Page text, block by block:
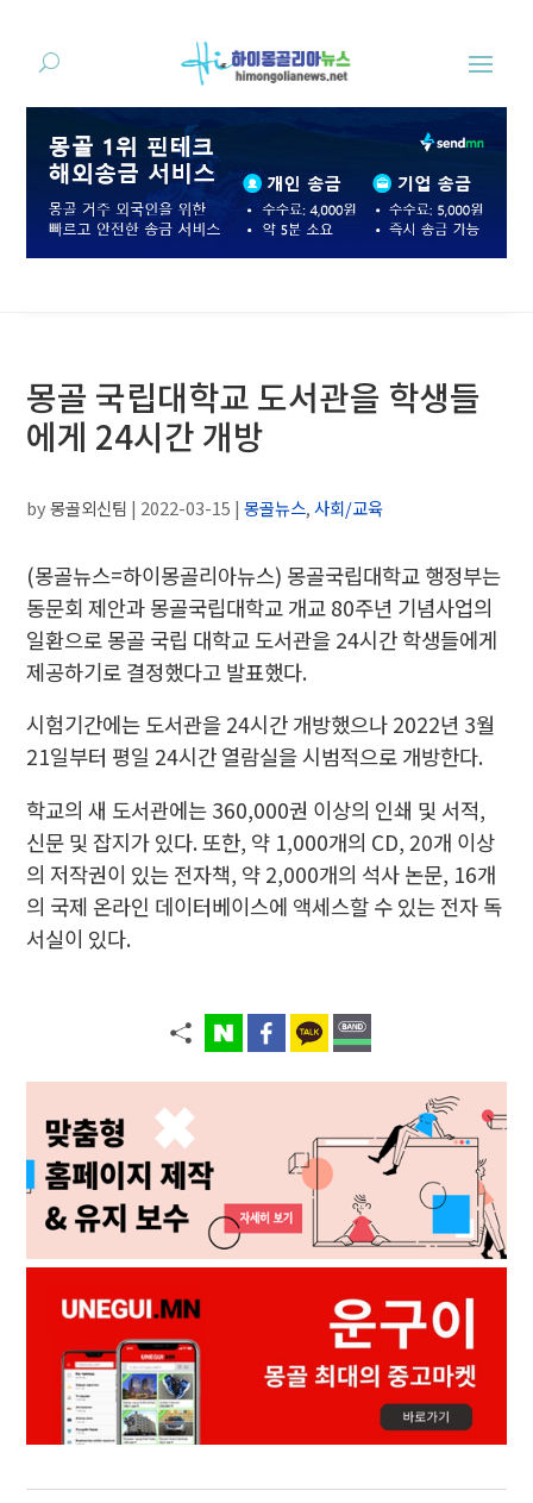
몽골 국립대학교 도서관을 학생들
에게 24시간 개방
by몽골외신팀 | 2022-03-15 |몽골뉴스,사회/교육
(몽골뉴스=하이몽골리아뉴스) 몽골국립대학교 행정부는
동문회 제안과 몽골국립대학교 개교 80주년 기념사업의
일환으로 몽골 국립 대학교 도서관을 24시간 학생들에게
제공하기로 결정했다고 발표했다.
시험기간에는 도서관을 24시간 개방했으나 2022년 3월
21일부터 평일 24시간 열람실을 시범적으로 개방한다.
학교의 새 도서관에는 360,000권 이상의 인쇄 및 서적,
신문 및 잡지가 있다. 또한, 약 1,000개의 CD, 20개 이상
의 저작권이 있는 전자책, 약 2,000개의 석사 논문, 16개
의 국제 온라인 데이터베이스에 액세스할 수 있는 전자 독
서실이 있다.